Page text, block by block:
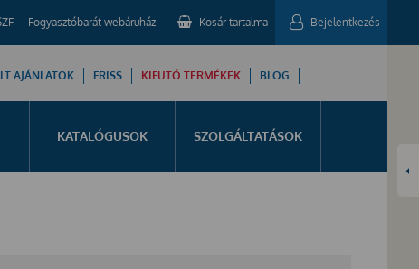
Fogyasztóbarát webáruház Kosár tartalma Bejelentkezés
AJÁNLATOK FRISS KIFUTÓ TERMÉKEK BLOG
KATALÓGUSOK SZOLGÁLTATÁSOK